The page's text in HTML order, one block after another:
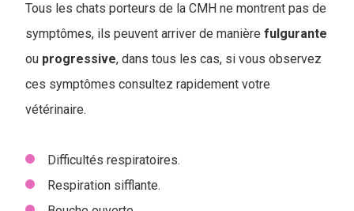
Tous les chats porteurs de la CMH ne montrent pas de
symptômes, ils peuvent arriver de manière fulgurante
ou progressive, dans tous les cas, si vous observez
ces symptômes consultez rapidement votre
vétérinaire.
Difficultés respiratoires.
Respiration sifflante.